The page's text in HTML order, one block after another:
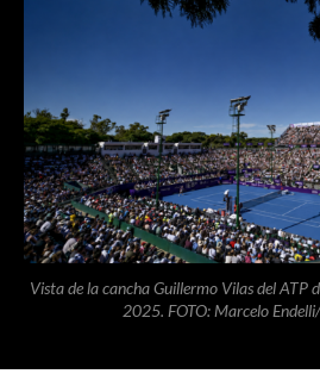
Vista de la cancha Guillermo Vilas del ATP
2025. FOTO: Marcelo